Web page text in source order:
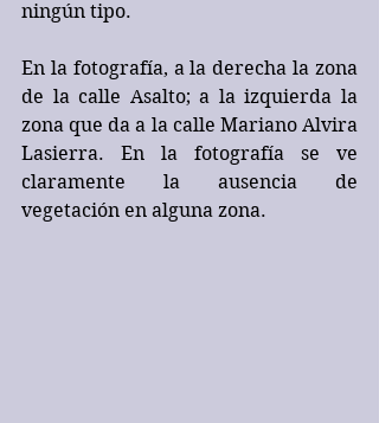
ningún tipo.
En la fotografía, a la derecha la zona
de la calle Asalto; a la izquierda la
zona que da a la calle Mariano Alvira
Lasierra. En la fotografía se ve
claramente la ausencia de
vegetación en alguna zona.